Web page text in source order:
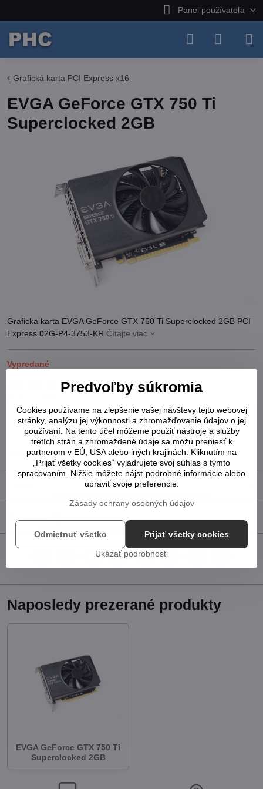
Panel používateľa
Grafická karta PCI Express x16
EVGA GeForce GTX 750 Ti
Superclocked 2GB
Graficka karta EVGA GeForce GTX 750 Ti Superclocked 2GB PCI
Express 02G-P4-3753-KR Čítajte viac
Vypredané
Pridať k Obľúbeným Otázka k produktu
Strážny pes
Doručenia
Výrobca:EVGA
BlueskyPinterestReddit
mail
Naposledy prezerané produkty
EVGA GeForce GTX 750 Ti
Superclocked 2GB
Predvoľby súkromia
Cookies používame na zlepšenie vašej návštevy tejto webovej
stránky, analýzu jej výkonnosti a zhromažďovanie údajov o jej
používaní. Na tento účel môžeme použiť nástroje a služby
tretích strán a zhromaždené údaje sa môžu preniesť k
partnerom v EÚ, USA alebo iných krajinách. Kliknutím na
„Prijať všetky cookies“ vyjadrujete svoj súhlas s týmto
spracovaním. Nižšie môžete nájsť podrobné informácie alebo
upraviť svoje preferencie.
Zásady ochrany osobných údajov
Ukázať podrobnosti
Prijať všetky cookies
Odmietnuť všetko